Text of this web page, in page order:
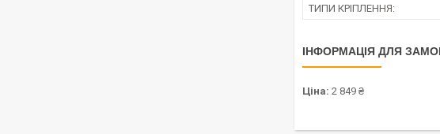
ТИПИ КРІПЛЕННЯ:
ІНФОРМАЦІЯ ДЛЯ
Ціна: 2 849 ₴